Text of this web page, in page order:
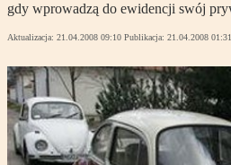
gdy wprowadzą do ewidencji swój
Aktualizacja: 21.04.2008 09:10 Publikacja: 21.04.2008 01:31